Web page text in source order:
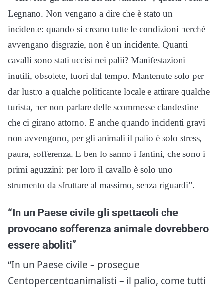
Legnano. Non vengano a dire che è stato un
incidente: quando si creano tutte le condizioni perché
avvengano disgrazie, non è un incidente. Quanti
cavalli sono stati uccisi nei palii? Manifestazioni
inutili, obsolete, fuori dal tempo. Mantenute solo per
dar lustro a qualche politicante locale e attirare qualche
turista, per non parlare delle scommesse clandestine
che ci girano attorno. E anche quando incidenti gravi
non avvengono, per gli animali il palio è solo stress,
paura, sofferenza. E ben lo sanno i fantini, che sono i
primi aguzzini: per loro il cavallo è solo uno
strumento da sfruttare al massimo, senza riguardi”.
“In un Paese civile gli spettacoli che
provocano sofferenza animale dovrebbero
essere aboliti”
“In un Paese civile – prosegue
Centopercentoanimalisti – il palio, come tutti